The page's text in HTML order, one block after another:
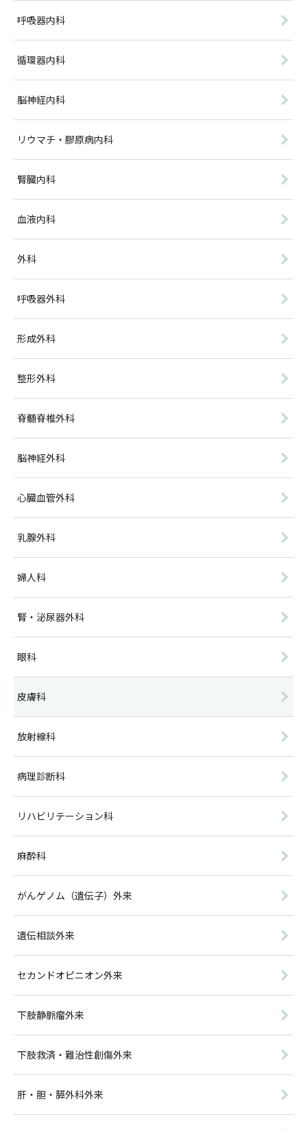
呼吸器内科
循環器内科
脳神経内科
リウマチ・膠原病内科
腎臓内科
血液内科
外科
呼吸器外科
形成外科
整形外科
脊髄脊椎外科
脳神経外科
心臓血管外科
乳腺外科
婦人科
腎・泌尿器外科
眼科
皮膚科
放射線科
病理診断科
リハビリテーション科
麻酔科
がんゲノム（遺伝子）外来
遺伝相談外来
セカンドオピニオン外来
下肢静脈瘤外来
下肢救済・難治性創傷外来
肝・胆・膵外科外来